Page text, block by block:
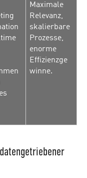
Maximale
Relevanz,
skalierbare
Prozesse,
enorme
Effizienzge
winne.